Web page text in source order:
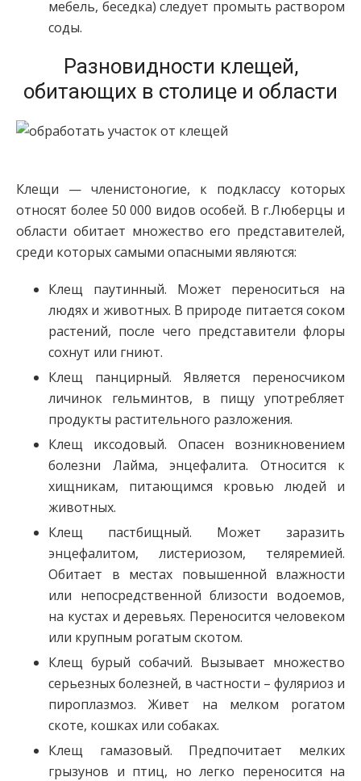
мебель, беседка) следует промыть раствором
соды.
Разновидности клещей,
обитающих в столице и области
Клещи — членистоногие, к подклассу которых
относят более 50 000 видов особей. В г.Люберцы и
области обитает множество его представителей,
среди которых самыми опасными являются:
Клещ паутинный. Может переноситься на
людях и животных. В природе питается соком
растений, после чего представители флоры
сохнут или гниют.
Клещ панцирный. Является переносчиком
личинок гельминтов, в пищу употребляет
продукты растительного разложения.
Клещ иксодовый. Опасен возникновением
болезни Лайма, энцефалита. Относится к
хищникам, питающимся кровью людей и
животных.
Клещ пастбищный. Может заразить
энцефалитом, листериозом, теляремией.
Обитает в местах повышенной влажности
или непосредственной близости водоемов,
на кустах и деревьях. Переносится человеком
или крупным рогатым скотом.
Клещ бурый собачий. Вызывает множество
серьезных болезней, в частности – фуляриоз и
пироплазмоз. Живет на мелком рогатом
скоте, кошках или собаках.
Клещ гамазовый. Предпочитает мелких
грызунов и птиц, но легко переносится на